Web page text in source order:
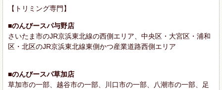
【トリミング専門】
■のんびースパ与野店
さいたま市のJR京浜東北線の西側エリア、中央区・大宮区・浦和
区・北区のJR京浜東北線東側かつ産業道路西側エリア
■のんびースパ草加店
草加市の一部、越谷市の一部、川口市の一部、八潮市の一部、足